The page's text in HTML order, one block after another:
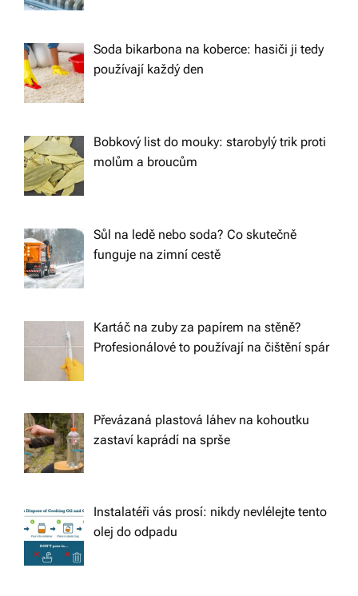
Soda bikarbona na koberce: hasiči ji tedy
používají každý den
Bobkový list do mouky: starobylý trik proti
molům a broucům
Sůl na ledě nebo soda? Co skutečně
funguje na zimní cestě
Kartáč na zuby za papírem na stěně?
Profesionálové to používají na čištění spár
Převázaná plastová láhev na kohoutku
zastaví kaprádí na sprše
Instalatéři vás prosí: nikdy nevlélejte tento
olej do odpadu